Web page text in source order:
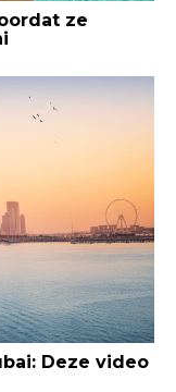
ze
Deze video